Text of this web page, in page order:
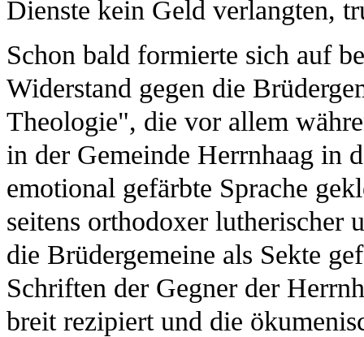
Dienste kein Geld verlangten,
Schon bald formierte sich auf
Widerstand gegen die
Theologie", die vor allem
in der Gemeinde Herrnhaag in
emotional gefärbte Sprache
seitens orthodoxer lutherischer
die Brüdergemeine als Sekte
Schriften der Gegner der
breit rezipiert und die